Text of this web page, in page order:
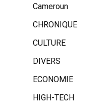
Cameroun
CHRONIQUE
CULTURE
DIVERS
ECONOMIE
HIGH-TECH